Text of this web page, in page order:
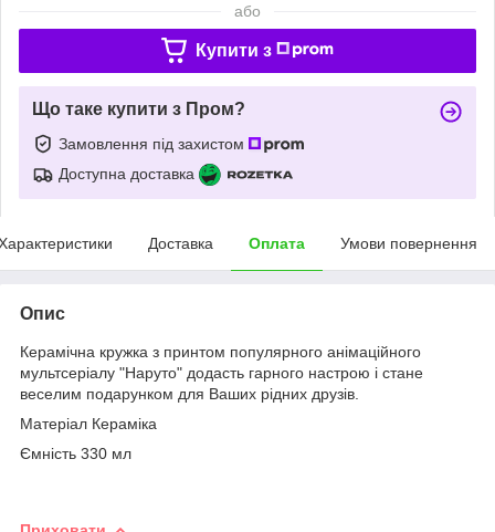
або
Купити з
Що таке купити з Пром?
Замовлення під захистом
Доступна доставка
Доставка Оплата Умови повернення
Опис
Керамічна кружка з принтом популярного анімаційного
мультсеріалу "Наруто" додасть гарного настрою і стане
веселим подарунком для Ваших рідних друзів.
Матеріал Кераміка
Ємність 330 мл